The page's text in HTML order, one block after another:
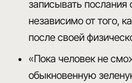
записывать послания
независимо от того,
после своей
«Пока человек не
обыкновенную